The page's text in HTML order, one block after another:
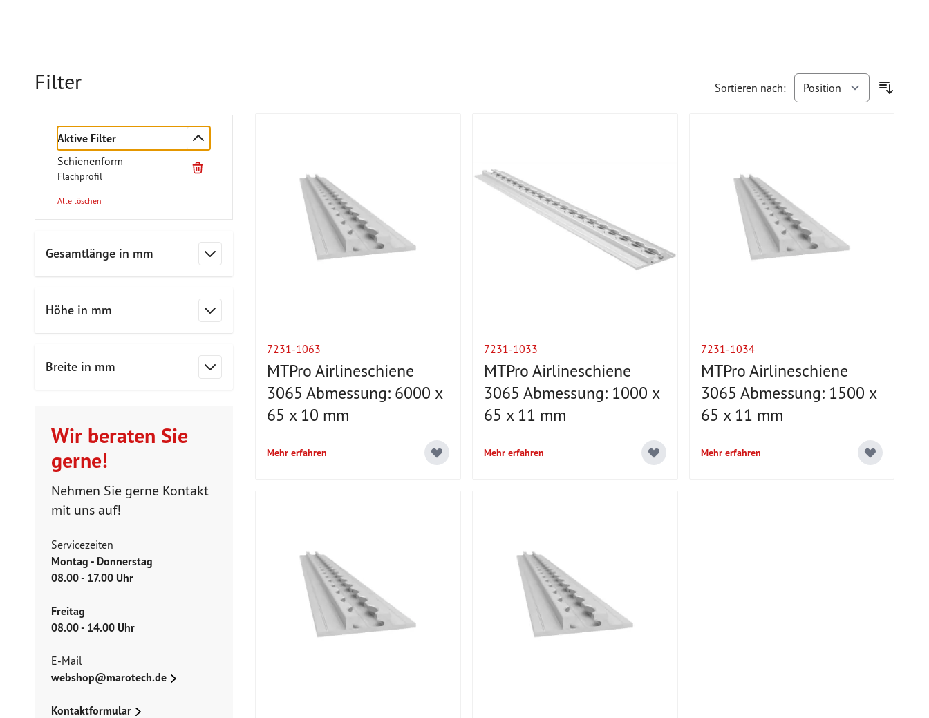
Filter
Aktive Filter
Schienenform
Flachprofil
Alle löschen
Gesamtlänge in mm
Höhe in mm
Breite in mm
Wir beraten Sie
gerne!
Nehmen Sie gerne Kontakt
mit uns auf!
Servicezeiten
Montag - Donnerstag
08.00 - 17.00 Uhr
Freitag
08.00 - 14.00 Uhr
E-Mail
webshop@marotech.de
Kontaktformular
Sortieren nach:
7231-1063
MTPro Airlineschiene
3065 Abmessung: 6000 x
65 x 10 mm
Mehr erfahren
7231-1033
MTPro Airlineschiene
3065 Abmessung: 1000 x
65 x 11 mm
Mehr erfahren
7231-1034
MTPro Airlineschiene
3065 Abmessung: 1500 x
65 x 11 mm
Mehr erfahren